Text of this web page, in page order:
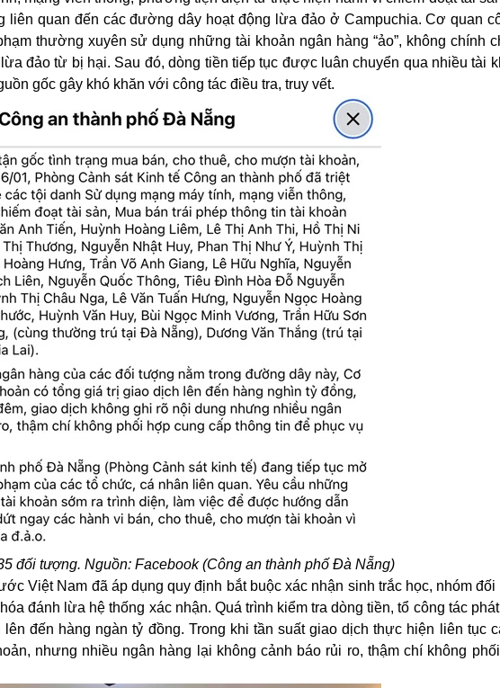
liên quan đến các đường dây hoạt động lừa đảo ở Campuchia. Cơ quan
thường xuyên sử dụng những tài khoản ngân hàng “ảo”, không chính
đảo từ bị hại. Sau đó, dòng tiền tiếp tục được luân chuyển qua nhiều tài
gốc gây khó khăn với công tác điều tra, truy vết.
đối tượng. Nguồn: Facebook (Công an thành phố Đà Nẵng)
Việt Nam đã áp dụng quy định bắt buộc xác nhận sinh trắc học, nhóm
đánh lừa hệ thống xác nhận. Quá trình kiểm tra dòng tiền, tổ công tác
đến hàng ngàn tỷ đồng. Trong khi tần suất giao dịch thực hiện liên tục
nhưng nhiều ngân hàng lại không cảnh báo rủi ro, thậm chí không